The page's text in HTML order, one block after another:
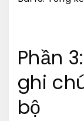
Phần
ghi
bộ